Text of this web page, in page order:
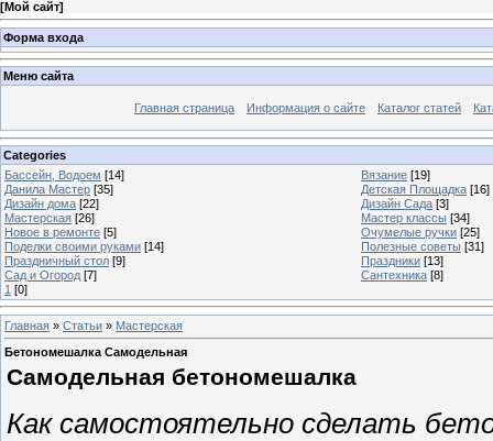
[Мой сайт]
Форма входа
Меню сайта
Главная страница Информация о сайте Каталог статей
Categories
Бассейн, Водоем [14] Вязание [19]
Данила Мастер [35] Детская Площадка [16]
Дизайн дома [22] Дизайн Сада [3]
Мастерская [26] Мастер классы [34]
Новое в ремонте [5] Очумелые ручки [25]
Поделки своими руками [14] Полезные советы [31]
Праздничный стол [9] Праздники [13]
Сад и Огород [7] Сантехника [8]
1 [0]
Главная » Статьи » Мастерская
Бетономешалка Самодельная
Самодельная бетономешалка
Как самостоятельно сделать